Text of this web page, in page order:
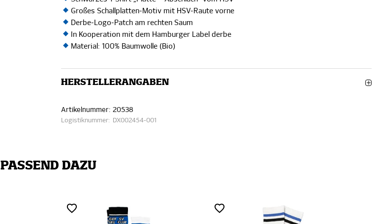
Großes Schallplatten-Motiv mit HSV-Raute vorne
Derbe-Logo-Patch am rechten Saum
In Kooperation mit dem Hamburger Label derbe
Material: 100% Baumwolle (Bio)
HERSTELLERANGABEN
Artikelnummer: 20538
Logistiknummer: DX002454-001
PASSEND DAZU